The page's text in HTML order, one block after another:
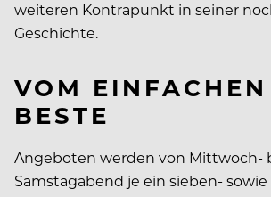
weiteren Kontrapunkt in seiner
Geschichte.
VOM
BESTE
Angeboten werden von Mittwoch-
Samstagabend je ein sieben- sowie